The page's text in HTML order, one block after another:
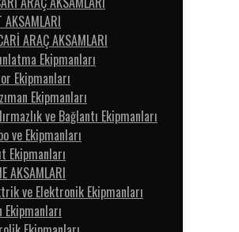
AKSAMLARI
ARAÇ AKSAMLARI
Ekipmanları
Ekipmanları
Ekipmanları
ve Bağlantı Ekipmanları
ve Ekipmanları
Ekipmanları
AKSAMLARI
ve Elektronik Ekipmanları
Ekipmanları